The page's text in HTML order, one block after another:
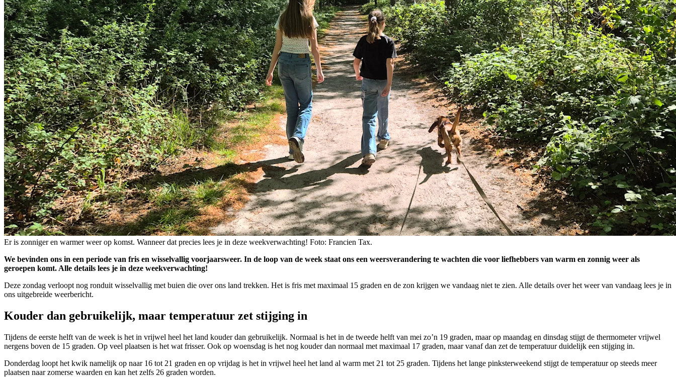
Er is zonniger en warmer weer op komst. Wanneer dat precies lees je in deze weekverwachting! Foto: Francien Tax.
We bevinden ons in een periode van fris en wisselvallig voorjaarsweer. In de loop van de week staat ons een weersverandering te wachten die voor liefhebbers van warm en zonnig weer als
geroepen komt. Alle details lees je in deze weekverwachting!
Deze zondag verloopt nog ronduit wisselvallig met buien die over ons land trekken. Het is fris met maximaal 15 graden en de zon krijgen we vandaag niet te zien. Alle details over het weer van vandaag lees je in
ons uitgebreide weerbericht.
Kouder dan gebruikelijk, maar temperatuur zet stijging in
Tijdens de eerste helft van de week is het in vrijwel heel het land kouder dan gebruikelijk. Normaal is het in de tweede helft van mei zo’n 19 graden, maar op maandag en dinsdag stijgt de thermometer vrijwel
nergens boven de 15 graden. Op veel plaatsen is het wat frisser. Ook op woensdag is het nog kouder dan normaal met maximaal 17 graden, maar vanaf dan zet de temperatuur duidelijk een stijging in.
Donderdag loopt het kwik namelijk op naar 16 tot 21 graden en op vrijdag is het in vrijwel heel het land al warm met 21 tot 25 graden. Tijdens het lange pinksterweekend stijgt de temperatuur op steeds meer
plaatsen naar zomerse waarden en kan het zelfs 26 graden worden.